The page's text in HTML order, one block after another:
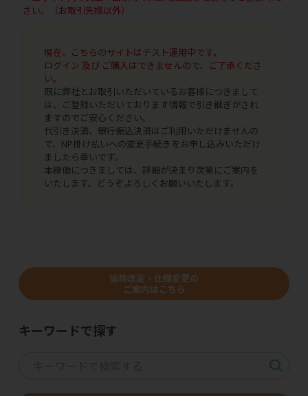
さい。（お取引先様以外）
現在、こちらのサイトはテスト運用中です。
ログイン 及び ご購入はできませんので、ご了承くださ
い。
既に弊社とお取引いただいているお客様につきまして
は、ご登録いただいております情報で引き継ぎがされ
ますのでご安心ください。
代引き決済、銀行振込決済はご利用いただけませんの
で、NP掛け払いへの変更手続きをお申し込みいただけ
ましたら幸いです。
本稼働につきましては、詳細が決まり次第にご案内を
いたします。どうぞよろしくお願いいたします。
価格改定・仕様変更の
ご案内はこちら
キーワードで探す